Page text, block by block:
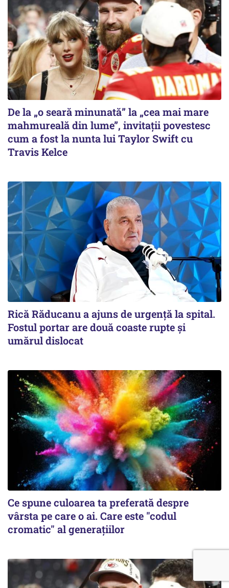
De la „o seară minunată” la „cea mai mare
mahmureală din lume”, invitații povestesc
cum a fost la nunta lui Taylor Swift cu
Travis Kelce
Rică Răducanu a ajuns de urgență la spital.
Fostul portar are două coaste rupte și
umărul dislocat
Ce spune culoarea ta preferată despre
vârsta pe care o ai. Care este "codul
cromatic" al generațiilor